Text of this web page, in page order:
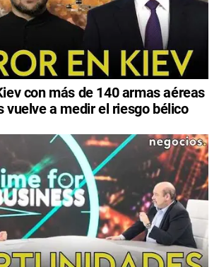
con más de 140 armas aéreas
vuelve a medir el riesgo bélico